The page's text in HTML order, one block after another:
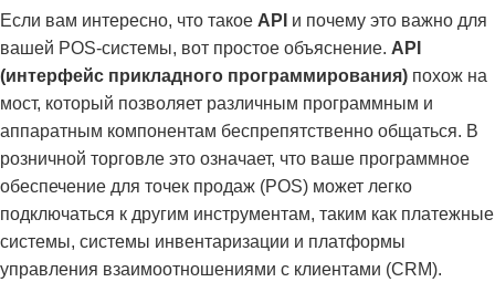
Если вам интересно, что такое API и почему это важно для
вашей POS-системы, вот простое объяснение. API
(интерфейс прикладного программирования) похож на
мост, который позволяет различным программным и
аппаратным компонентам беспрепятственно общаться. В
розничной торговле это означает, что ваше программное
обеспечение для точек продаж (POS) может легко
подключаться к другим инструментам, таким как платежные
системы, системы инвентаризации и платформы
управления взаимоотношениями с клиентами (CRM).